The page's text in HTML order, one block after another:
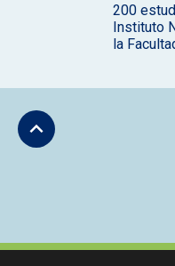
200
Instituto
la